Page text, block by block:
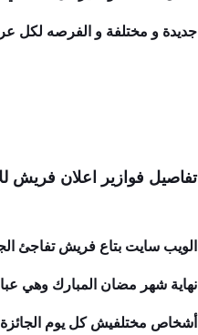
جديدة و مختلفة و الفرصه لكل
تفاصيل فوازير اعلان فريش
أشخاص مختلفيش كل يوم